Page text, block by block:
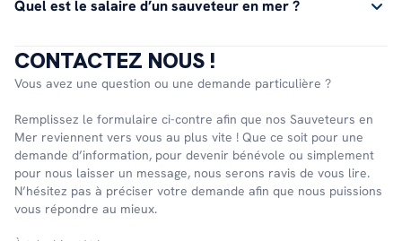
Quel est le salaire d’un sauveteur en mer ?
CONTACTEZ NOUS !
Vous avez une question ou une demande particulière ?
Remplissez le formulaire ci-contre afin que nos Sauveteurs en
Mer reviennent vers vous au plus vite ! Que ce soit pour une
demande d’information, pour devenir bénévole ou simplement
pour nous laisser un message, nous serons ravis de vous lire.
N’hésitez pas à préciser votre demande afin que nous puissions
vous répondre au mieux.